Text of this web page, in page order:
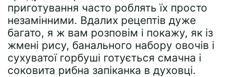
приготування часто роблять їх просто
незамінними. Вдалих рецептів дуже
багато, я ж вам розповім і покажу, як із
жмені рису, банального набору овочів і
сухуватої горбуші готується смачна і
соковита рибна запіканка в духовці.